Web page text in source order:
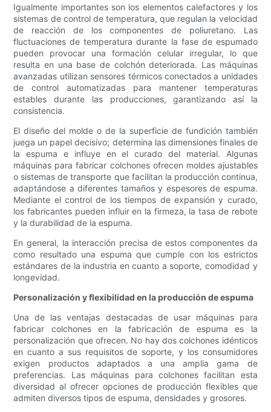
Igualmente importantes son los elementos calefactores y los
sistemas de control de temperatura, que regulan la velocidad
de reacción de los componentes de poliuretano. Las
fluctuaciones de temperatura durante la fase de espumado
pueden provocar una formación celular irregular, lo que
resulta en una base de colchón deteriorada. Las máquinas
avanzadas utilizan sensores térmicos conectados a unidades
de control automatizadas para mantener temperaturas
estables durante las producciones, garantizando así la
consistencia.
El diseño del molde o de la superficie de fundición también
juega un papel decisivo; determina las dimensiones finales de
la espuma e influye en el curado del material. Algunas
máquinas para fabricar colchones ofrecen moldes ajustables
o sistemas de transporte que facilitan la producción continua,
adaptándose a diferentes tamaños y espesores de espuma.
Mediante el control de los tiempos de expansión y curado,
los fabricantes pueden influir en la firmeza, la tasa de rebote
y la durabilidad de la espuma.
En general, la interacción precisa de estos componentes da
como resultado una espuma que cumple con los estrictos
estándares de la industria en cuanto a soporte, comodidad y
longevidad.
Personalización y flexibilidad en la producción de espuma
Una de las ventajas destacadas de usar máquinas para
fabricar colchones en la fabricación de espuma es la
personalización que ofrecen. No hay dos colchones idénticos
en cuanto a sus requisitos de soporte, y los consumidores
exigen productos adaptados a una amplia gama de
preferencias. Las máquinas para colchones facilitan esta
diversidad al ofrecer opciones de producción flexibles que
admiten diversos tipos de espuma, densidades y grosores.